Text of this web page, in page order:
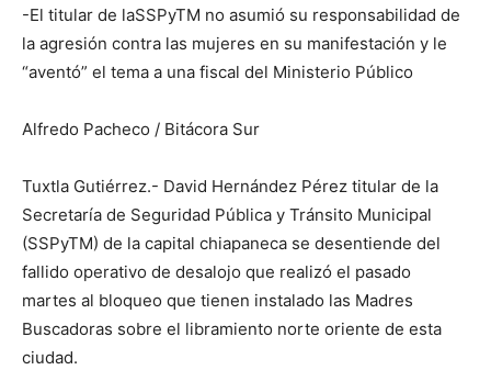
-El titular de laSSPyTM no asumió su responsabilidad de
la agresión contra las mujeres en su manifestación y le
“aventó” el tema a una fiscal del Ministerio Público
Alfredo Pacheco / Bitácora Sur
Tuxtla Gutiérrez.- David Hernández Pérez titular de la
Secretaría de Seguridad Pública y Tránsito Municipal
(SSPyTM) de la capital chiapaneca se desentiende del
fallido operativo de desalojo que realizó el pasado
martes al bloqueo que tienen instalado las Madres
Buscadoras sobre el libramiento norte oriente de esta
ciudad.